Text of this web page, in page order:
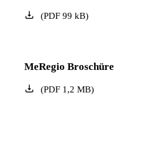
(PDF99 kB)
MeRegio Broschüre
(PDF1,2 MB)